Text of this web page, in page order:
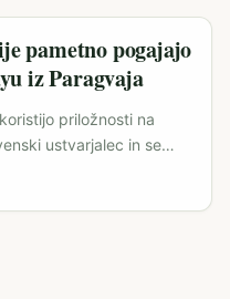
pametno pogajajo
iz Paragvaja
priložnosti na
ustvarjalec in se